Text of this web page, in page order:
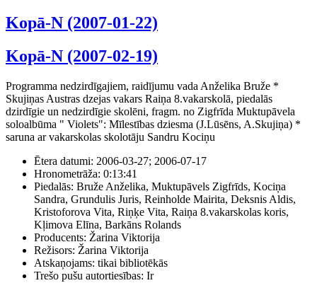
Kopā-N (2007-01-22)
Kopā-N (2007-02-19)
Programma nedzirdīgajiem, raidījumu vada Anželika Bruže *
Skujiņas Austras dzejas vakars Raiņa 8.vakarskolā, piedalās
dzirdīgie un nedzirdīgie skolēni, fragm. no Zigfrīda Muktupāvela
soloalbūma " Violets": Mīlestības dziesma (J.Lūsēns, A.Skujiņa) *
saruna ar vakarskolas skolotāju Sandru Kociņu
Ētera datumi: 2006-03-27; 2006-07-17
Hronometrāža: 0:13:41
Piedalās: Bruže Anželika, Muktupāvels Zigfrīds, Kociņa
Sandra, Grundulis Juris, Reinholde Mairita, Deksnis Aldis,
Kristoforova Vita, Riņķe Vita, Raiņa 8.vakarskolas koris,
Kļimova Elīna, Barkāns Rolands
Producents: Žarina Viktorija
Režisors: Žarina Viktorija
Atskaņojams: tikai bibliotēkās
Trešo pušu autortiesības: Ir